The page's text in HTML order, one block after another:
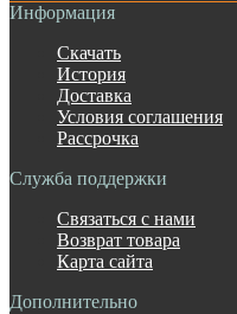
Информация
Скачать
История
Доставка
Условия соглашения
Рассрочка
Служба поддержки
Связаться с нами
Возврат товара
Карта сайта
Дополнительно